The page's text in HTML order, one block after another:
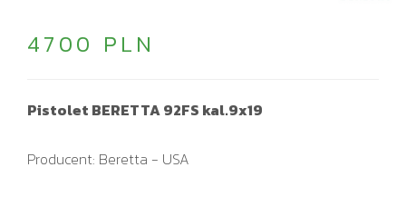
4700 PLN
Pistolet BERETTA 92FS kal.9x19
Producent: Beretta - USA